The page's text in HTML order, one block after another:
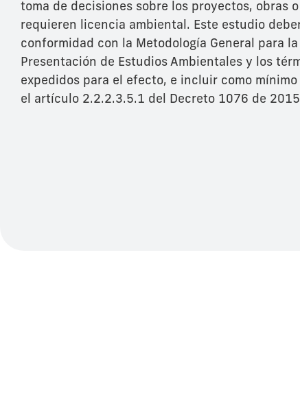
toma de decisiones sobre los proyectos, obras
requieren licencia ambiental. Este estudio
conformidad con la Metodología General para
Presentación de Estudios Ambientales y los
expedidos para el efecto, e incluir como
el artículo 2.2.2.3.5.1 del Decreto 1076 de 2015